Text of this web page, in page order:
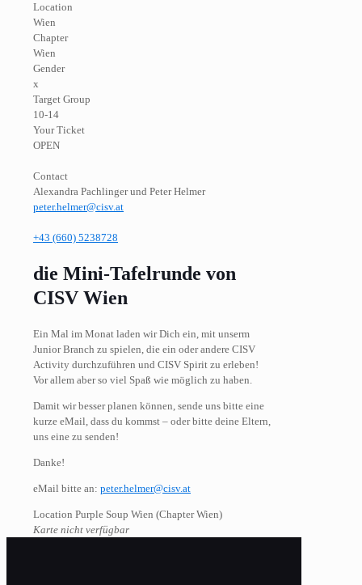
Location
Wien
Chapter
Wien
Gender
x
Target Group
10-14
Your Ticket
OPEN
Contact
Alexandra Pachlinger und Peter Helmer
peter.helmer@cisv.at
+43 (660) 5238728
die Mini-Tafelrunde von
CISV Wien
Ein Mal im Monat laden wir Dich ein, mit unserm
Junior Branch zu spielen, die ein oder andere CISV
Activity durchzuführen und CISV Spirit zu erleben!
Vor allem aber so viel Spaß wie möglich zu haben.
Damit wir besser planen können, sende uns bitte eine
kurze eMail, dass du kommst – oder bitte deine Eltern,
uns eine zu senden!
Danke!
eMail bitte an: peter.helmer@cisv.at
Location Purple Soup Wien (Chapter Wien)
Karte nicht verfügbar